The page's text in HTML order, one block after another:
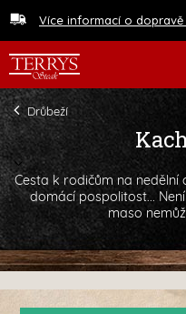
Více informací o
Drůbeží
Cesta k rodičům na nedělní
domácí pospolitost...
maso